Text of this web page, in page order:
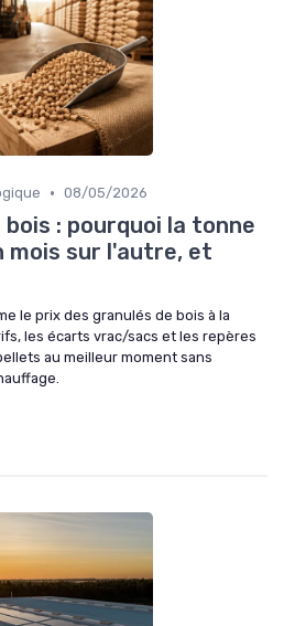
• 08/05/2026
: pourquoi la tonne
mois sur l'autre, et
le prix des granulés de bois à la
les écarts vrac/sacs et les repères
au meilleur moment sans